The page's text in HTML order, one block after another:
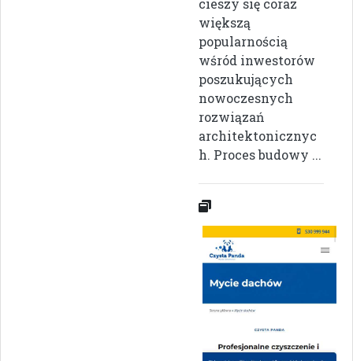
cieszy się coraz
większą
popularnością
wśród inwestorów
poszukujących
nowoczesnych
rozwiązań
architektonicznyc
h. Proces budowy ...